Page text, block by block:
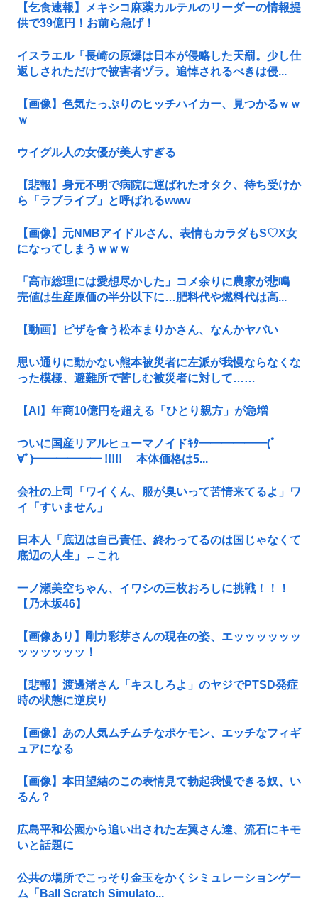
【乞食速報】メキシコ麻薬カルテルのリーダーの情報提
供で39億円！お前ら急げ！
イスラエル「長崎の原爆は日本が侵略した天罰。少し仕
返しされただけで被害者ヅラ。追悼されるべきは侵...
【画像】色気たっぷりのヒッチハイカー、見つかるｗｗ
ｗ
ウイグル人の女優が美人すぎる
【悲報】身元不明で病院に運ばれたオタク、待ち受けか
ら「ラブライブ」と呼ばれるwww
【画像】元NMBアイドルさん、表情もカラダもS♡X女
になってしまうｗｗｗ
「高市総理には愛想尽かした」コメ余りに農家が悲鳴
売値は生産原価の半分以下に…肥料代や燃料代は高...
【動画】ピザを食う松本まりかさん、なんかヤバい
思い通りに動かない熊本被災者に左派が我慢ならなくな
った模様、避難所で苦しむ被災者に対して……
【AI】年商10億円を超える「ひとり親方」が急増
ついに国産リアルヒューマノイドｷﾀ━━━━━━(ﾟ
∀ﾟ)━━━━━━ !!!!! 本体価格は5...
会社の上司「ワイくん、服が臭いって苦情来てるよ」ワ
イ「すいません」
日本人「底辺は自己責任、終わってるのは国じゃなくて
底辺の人生」←これ
一ノ瀬美空ちゃん、イワシの三枚おろしに挑戦！！！
【乃木坂46】
【画像あり】剛力彩芽さんの現在の姿、エッッッッッッ
ッッッッッッ！
【悲報】渡邊渚さん「キスしろよ」のヤジでPTSD発症
時の状態に逆戻り
【画像】あの人気ムチムチなポケモン、エッチなフィギ
ュアになる
【画像】本田望結のこの表情見て勃起我慢できる奴、い
るん？
広島平和公園から追い出された左翼さん達、流石にキモ
いと話題に
公共の場所でこっそり金玉をかくシミュレーションゲー
ム「Ball Scratch Simulato...